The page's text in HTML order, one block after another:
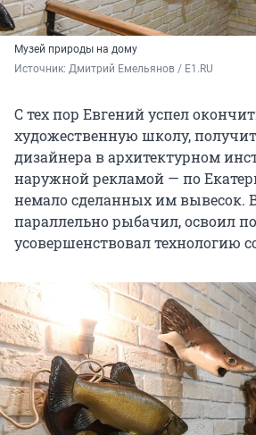
Музей природы на дому
Источник: Дмитрий Емельянов / E1.RU
С тех пор Евгений успел
художественную школу,
дизайнера в архитектурном
наружной рекламой — по
немало сделанных им вывесок.
параллельно рыбачил, освоил
усовершенствовал технологию